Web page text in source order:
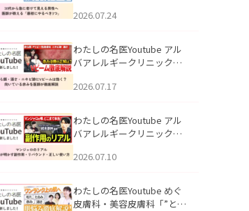
える男性へ｜医師が教える
公開いたしました。
2026.07.24
わたしの名医Youtube アル
バアレルギークリニック札
跡にVビームは効く？向いて
説」を公開いたしました。
2026.07.17
わたしの名医Youtube アル
バアレルギークリニック札
医師が明かす副作用・リバ
公開いたしました。
2026.07.10
わたしの名医Youtube めぐ
皮膚科・美容皮膚科「”とお